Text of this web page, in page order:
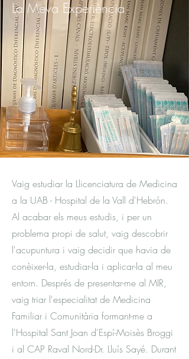
La Meva Experiència
Vaig estudiar la Llicenciatura de Medicina
a la UAB - Hospital de la Vall d'Hebrón.
Al acabar els meus estudis, i per un
problema propi de salut, vaig descobrir
l'acupuntura i vaig decidir que havia de
conèixer-la, estudiar-la i aplicar-la al meu
entorn. Després de presentar-me al MIR,
vaig triar l'especialitat de Medicina
Familiar i Comunitària formant-me a
l'Hospital Sant Joan d'Espí-Moisès Broggi
i al CAP Raval Nord-Dr. Lluís Sayé. Durant